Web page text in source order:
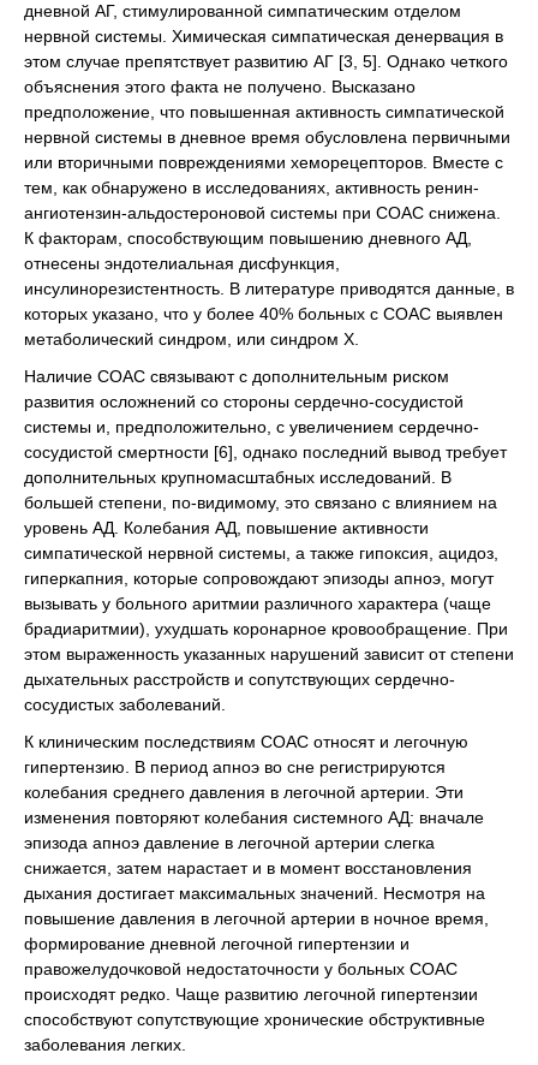
дневной АГ, стимулированной симпатическим отделом
нервной системы. Химическая симпатическая денервация в
этом случае препятствует развитию АГ [3, 5]. Однако четкого
объяснения этого факта не получено. Высказано
предположение, что повышенная активность симпатической
нервной системы в дневное время обусловлена первичными
или вторичными повреждениями хеморецепторов. Вместе с
тем, как обнаружено в исследованиях, активность ренин-
ангиотензин-альдостероновой системы при СОАС снижена.
К факторам, способствующим повышению дневного АД,
отнесены эндотелиальная дисфункция,
инсулинорезистентность. В литературе приводятся данные, в
которых указано, что у более 40% больных с СОАС выявлен
метаболический синдром, или синдром Х.
Наличие СОАС связывают с дополнительным риском
развития осложнений со стороны сердечно-сосудистой
системы и, предположительно, с увеличением сердечно-
сосудистой смертности [6], однако последний вывод требует
дополнительных крупномасштабных исследований. В
большей степени, по-видимому, это связано с влиянием на
уровень АД. Колебания АД, повышение активности
симпатической нервной системы, а также гипоксия, ацидоз,
гиперкапния, которые сопровождают эпизоды апноэ, могут
вызывать у больного аритмии различного характера (чаще
брадиаритмии), ухудшать коронарное кровообращение. При
этом выраженность указанных нарушений зависит от степени
дыхательных расстройств и сопутствующих сердечно-
сосудистых заболеваний.
К клиническим последствиям СОАС относят и легочную
гипертензию. В период апноэ во сне регистрируются
колебания среднего давления в легочной артерии. Эти
изменения повторяют колебания системного АД: вначале
эпизода апноэ давление в легочной артерии слегка
снижается, затем нарастает и в момент восстановления
дыхания достигает максимальных значений. Несмотря на
повышение давления в легочной артерии в ночное время,
формирование дневной легочной гипертензии и
правожелудочковой недостаточности у больных СОАС
происходят редко. Чаще развитию легочной гипертензии
способствуют сопутствующие хронические обструктивные
заболевания легких.